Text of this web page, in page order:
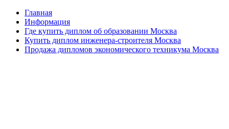
Главная
Информация
Где купить диплом об образовании Москва
Купить диплом инженера-строителя Москва
Продажа дипломов экономического техникума Москва